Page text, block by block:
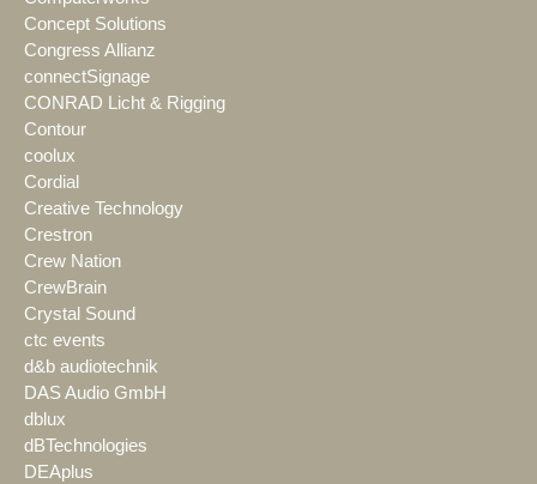
Concept Solutions
Congress Allianz
connectSignage
CONRAD Licht & Rigging
Contour
coolux
Cordial
Creative Technology
Crestron
Crew Nation
CrewBrain
Crystal Sound
ctc events
d&b audiotechnik
DAS Audio GmbH
dblux
dBTechnologies
DEAplus